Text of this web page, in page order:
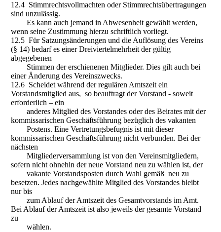
12.4 Stimmrechtsvollmachten oder Stimmrechtsübertragungen
sind unzulässig.
Es kann auch jemand in Abwesenheit gewählt werden,
wenn seine Zustimmung hierzu schriftlich vorliegt.
12.5 Für Satzungsänderungen und die Auflösung des Vereins
(§ 14) bedarf es einer Dreiviertelmehrheit der gültig
abgegebenen
Stimmen der erschienenen Mitglieder. Dies gilt auch bei
einer Änderung des Vereinszwecks.
12.6 Scheidet während der regulären Amtszeit ein
Vorstandsmitglied aus, so beauftragt der Vorstand - soweit
erforderlich – ein
anderes Mitglied des Vorstandes oder des Beirates mit der
kommissarischen Geschäftsführung bezüglich des vakanten
Postens. Eine Vertretungsbefugnis ist mit dieser
kommissarischen Geschäftsführung nicht verbunden. Bei der
nächsten
Mitgliederversammlung ist von den Vereinsmitgliedern,
sofern nicht ohnehin der neue Vorstand neu zu wählen ist, der
vakante Vorstandsposten durch Wahl gemäß neu zu
besetzen. Jedes nachgewählte Mitglied des Vorstandes bleibt
nur bis
zum Ablauf der Amtszeit des Gesamtvorstands im Amt.
Bei Ablauf der Amtszeit ist also jeweils der gesamte Vorstand
zu
wählen.